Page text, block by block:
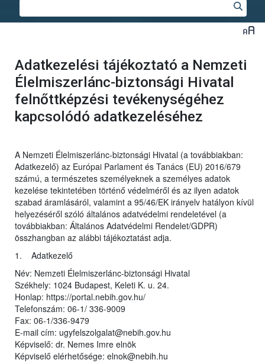
Adatkezelési tájékoztató a Nemzeti
Élelmiszerlánc-biztonsági Hivatal
felnőttképzési tevékenységéhez
kapcsolódó adatkezeléséhez
A Nemzeti Élelmiszerlánc-biztonsági Hivatal (a továbbiakban:
Adatkezelő) az Európai Parlament és Tanács (EU) 2016/679
számú, a természetes személyeknek a személyes adatok
kezelése tekintetében történő védelméről és az ilyen adatok
szabad áramlásáról, valamint a 95/46/EK irányelv hatályon kívül
helyezéséről szóló általános adatvédelmi rendeletével (a
továbbiakban: Általános Adatvédelmi Rendelet/GDPR)
összhangban az alábbi tájékoztatást adja.
1. Adatkezelő
Név: Nemzeti Élelmiszerlánc-biztonsági Hivatal
Székhely: 1024 Budapest, Keleti K. u. 24.
Honlap: https://portal.nebih.gov.hu/
Telefonszám: 06-1/ 336-9009
Fax: 06-1/336-9479
E-mail cím: ugyfelszolgalat@nebih.gov.hu
Képviselő: dr. Nemes Imre elnök
Képviselő elérhetősége: elnok@nebih.hu